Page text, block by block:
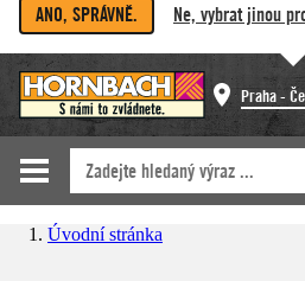
ANO, SPRÁVNĚ. Ne, vybrat jinou
Praha -
Úvodní stránka